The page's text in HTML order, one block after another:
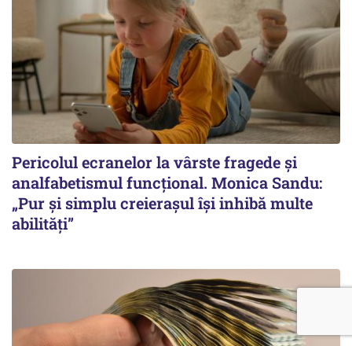
Pericolul ecranelor la vârste fragede și
analfabetismul funcțional. Monica Sandu:
„Pur și simplu creierașul își inhibă multe
abilități”